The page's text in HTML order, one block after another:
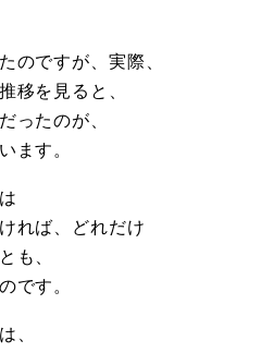
のですが、実際、
移を見ると、
ったのが、
ます。
れば、どれだけ
も、
です。
、